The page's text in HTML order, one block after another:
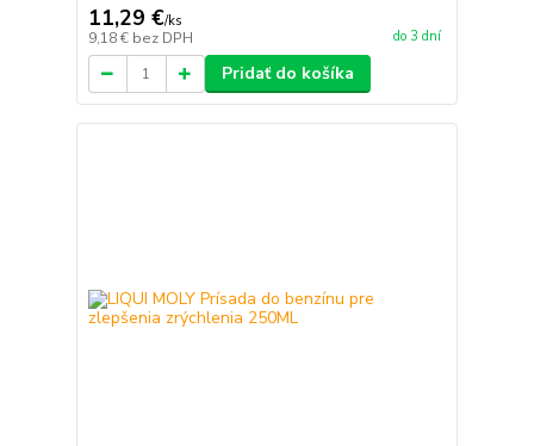
11,29 €/ks
9,18 € bez DPH do 3 dní
Pridať do košíka